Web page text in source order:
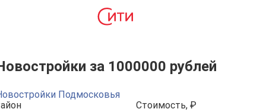
за 1000000 рублей
Подмосковья
Стоимость, ₽